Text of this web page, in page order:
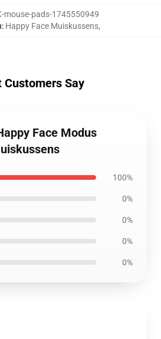
mouse-pads-1745550949
: Happy Face Muiskussens,
Customers Say
Face Modus
100%
0%
0%
0%
0%